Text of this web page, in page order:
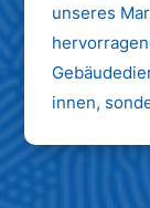
unseres
innen,